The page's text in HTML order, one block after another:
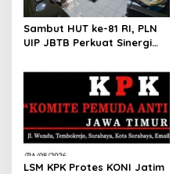
Sambut HUT ke-81 RI, PLN
UIP JBTB Perkuat Sinergi
Nasional Baluran
LSM KPK Protes KONI Jatim